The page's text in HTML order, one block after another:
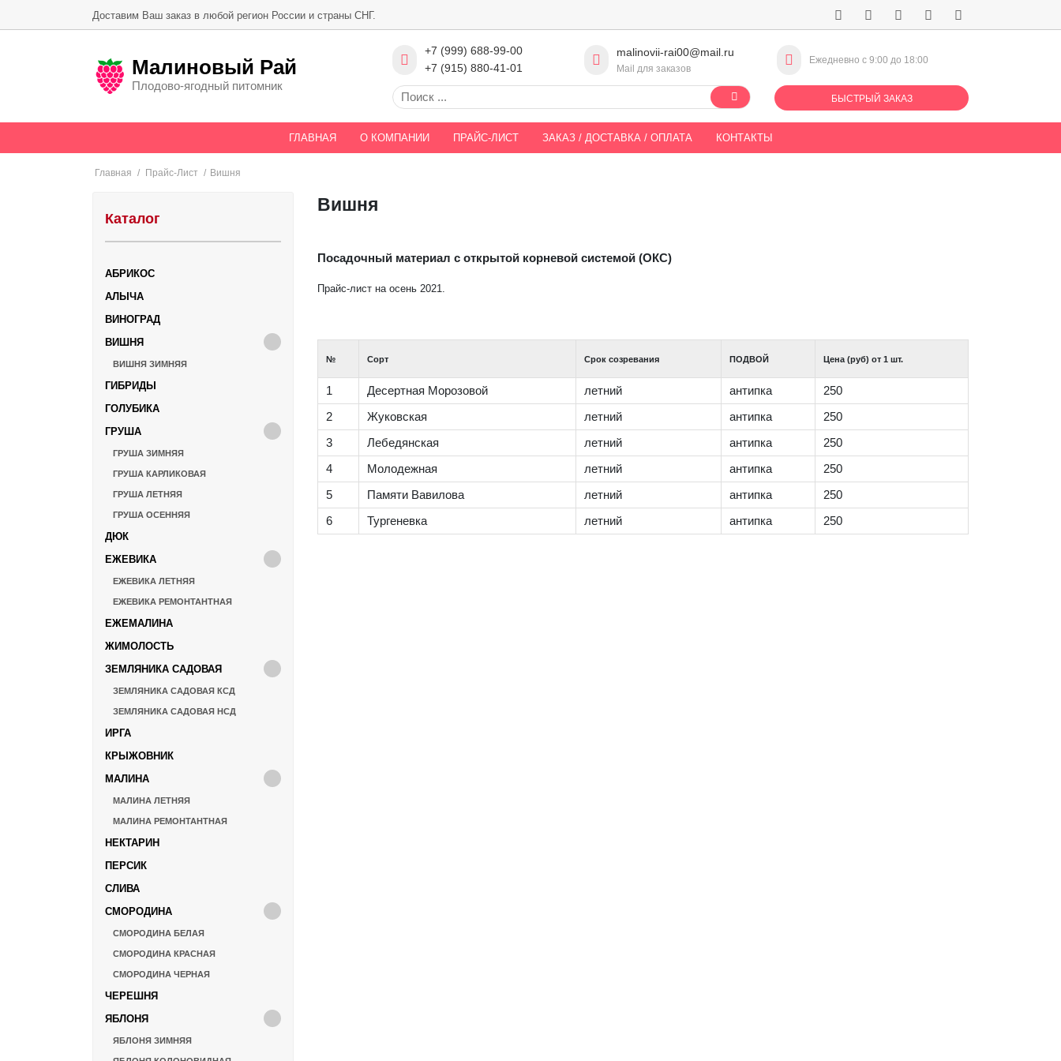
Доставим Ваш заказ в любой регион России и страны СНГ.
Малиновый Рай
Плодово-ягодный питомник
+7 (999) 688-99-00
+7 (915) 880-41-01
malinovii-rai00@mail.ru
Mail для заказов
Ежедневно с 9:00 до 18:00
БЫСТРЫЙ ЗАКАЗ
ГЛАВНАЯ О КОМПАНИИ ПРАЙС-ЛИСТ ЗАКАЗ / ДОСТАВКА / ОПЛАТА КОНТАКТЫ
Главная / Прайс-Лист / Вишня
Вишня
Посадочный материал с открытой корневой системой (ОКС)
Прайс-лист на осень 2021.
№ Сорт Срок созревания ПОДВОЙ Цена (руб) от 1 шт.
1 Десертная Морозовой летний антипка
250
2
Жуковская летний антипка
250
3
Лебедянская летний антипка
250
4
Молодежная летний антипка
250
5
Памяти Вавилова летний антипка
250
6
Тургеневка летний антипка 250
Каталог
АБРИКОС
АЛЫЧА
ВИНОГРАД
ВИШНЯ
ВИШНЯ ЗИМНЯЯ
ГИБРИДЫ
ГОЛУБИКА
ГРУША
ГРУША ЗИМНЯЯ
ГРУША КАРЛИКОВАЯ
ГРУША ЛЕТНЯЯ
ГРУША ОСЕННЯЯ
ДЮК
ЕЖЕВИКА
ЕЖЕВИКА ЛЕТНЯЯ
ЕЖЕВИКА РЕМОНТАНТНАЯ
ЕЖЕМАЛИНА
ЖИМОЛОСТЬ
ЗЕМЛЯНИКА САДОВАЯ
ЗЕМЛЯНИКА САДОВАЯ КСД
ЗЕМЛЯНИКА САДОВАЯ НСД
ИРГА
КРЫЖОВНИК
МАЛИНА
МАЛИНА ЛЕТНЯЯ
МАЛИНА РЕМОНТАНТНАЯ
НЕКТАРИН
ПЕРСИК
СЛИВА
СМОРОДИНА
СМОРОДИНА БЕЛАЯ
СМОРОДИНА КРАСНАЯ
СМОРОДИНА ЧЕРНАЯ
ЧЕРЕШНЯ
ЯБЛОНЯ
ЯБЛОНЯ ЗИМНЯЯ